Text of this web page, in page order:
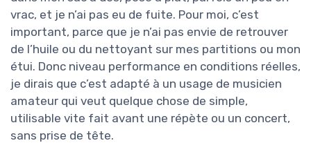
vrac, et je n’ai pas eu de fuite. Pour moi, c’est
important, parce que je n’ai pas envie de retrouver
de l’huile ou du nettoyant sur mes partitions ou mon
étui. Donc niveau performance en conditions réelles,
je dirais que c’est adapté à un usage de musicien
amateur qui veut quelque chose de simple,
utilisable vite fait avant une répète ou un concert,
sans prise de tête.